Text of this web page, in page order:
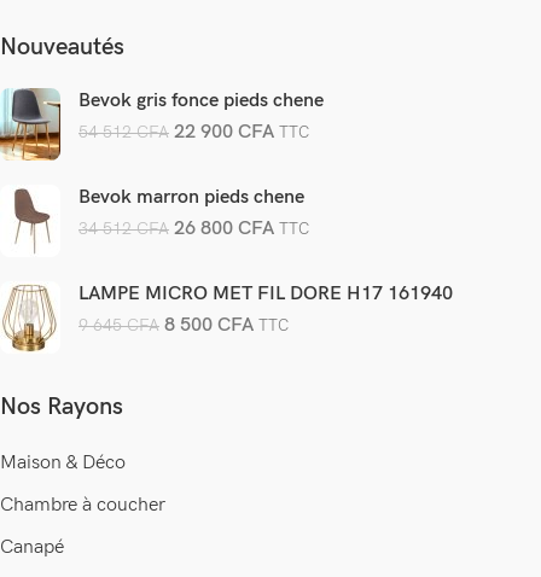
Nouveautés
Bevok gris fonce pieds chene
54 512CFA 22 900CFA TTC
Bevok marron pieds chene
34 512CFA 26 800CFA TTC
LAMPE MICRO MET FIL DORE H17 161940
9 645CFA 8 500CFA TTC
Nos Rayons
Maison & Déco
Chambre à coucher
Canapé